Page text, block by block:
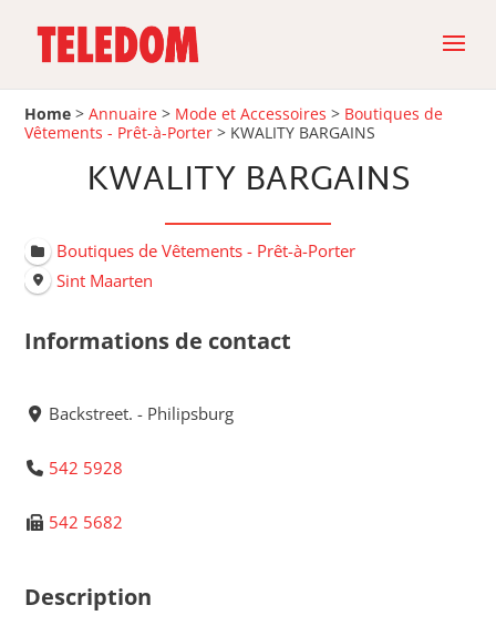
Home >Annuaire > Mode et Accessoires > Boutiques de
Vêtements - Prêt-à-Porter > KWALITY BARGAINS
KWALITY BARGAINS
Boutiques de Vêtements - Prêt-à-Porter
Sint Maarten
Informations de contact
Backstreet. - Philipsburg
542 5928
542 5682
Description